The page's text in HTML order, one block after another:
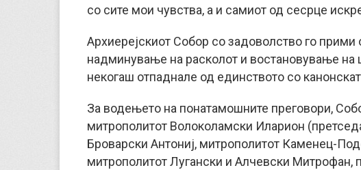
со сите мои чувства, а и самиот од сесрце
Архиерејскиот Собор со задоволство го прими
надминување на расколот и востановување на
некогаш отпаднале од единството со
За водењето на понатамошните преговори,
митрополитот Волоколамски Иларион
Броварски Антониј, митрополитот Каменец-
митрополитот Лугански и Алчевски Митрофан,